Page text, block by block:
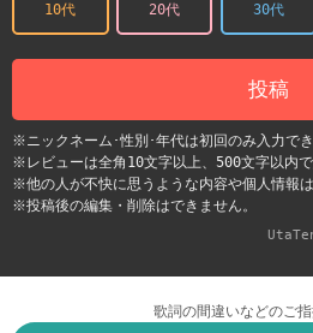
10代 20代 30代
投稿
※ニックネーム･性別･年代は初回のみ入力でき
※レビューは全角10文字以上、500文字以内で
※他の人が不快に思うような内容や個人情報は
※投稿後の編集・削除はできません。
歌詞の間違いなどのご